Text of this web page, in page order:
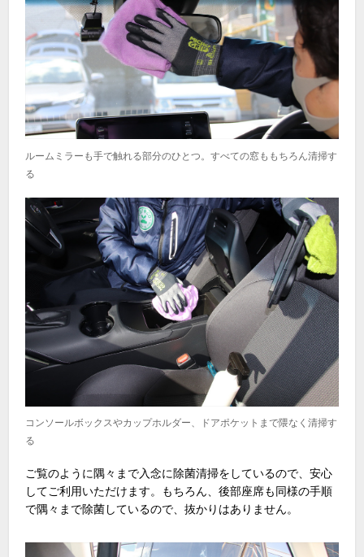
ルームミラーも手で触れる部分のひとつ。すべての窓ももちろん清掃す
る
コンソールボックスやカップホルダー、ドアポケットまで隈なく清掃す
る
ご覧のように隅々まで入念に除菌清掃をしているので、安心
してご利用いただけます。もちろん、後部座席も同様の手順
で隅々まで除菌しているので、抜かりはありません。